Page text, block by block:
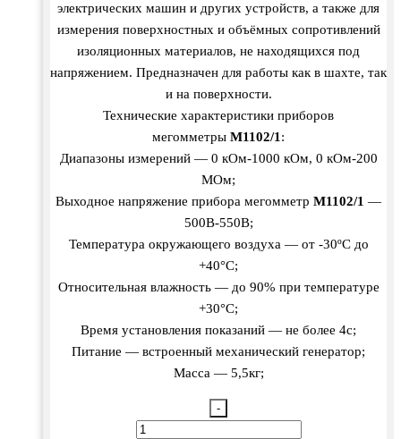
электрических машин и других устройств, а также для
измерения поверхностных и объёмных сопротивлений
изоляционных материалов, не находящихся под
напряжением. Предназначен для работы как в шахте, так
и на поверхности.
Технические характеристики приборов
мегомметры М1102/1 :
Диапазоны измерений — 0 кОм-1000 кОм, 0 кОм-200
МОм;
Выходное напряжение прибора мегомметр М1102/1 —
500В-550В;
Температура окружающего воздуха — от -30ºС до
+40°С;
Относительная влажность — до 90% при температуре
+30°С;
Время установления показаний — не более 4с;
Питание — встроенный механический генератор;
Масса — 5,5кг;
-
Количество